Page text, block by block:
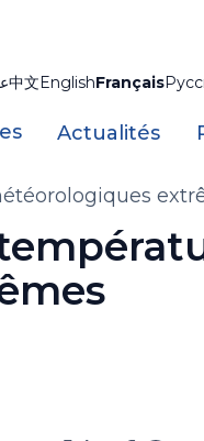
中文EnglishFrançais
Actualités